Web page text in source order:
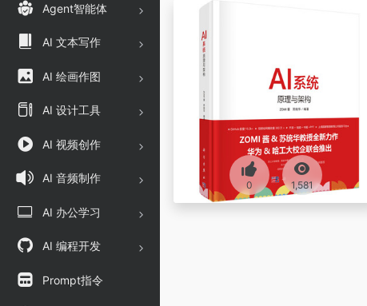
Agent智能体
AI 文本写作
AI 绘画作图
AI 设计工具
AI 视频创作
AI 音频制作
AI 办公学习
AI 编程开发
Prompt指令
0 1,581